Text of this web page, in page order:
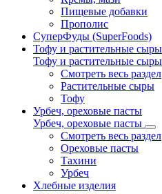
Пищевые добавки
Прополис
СуперФуды (SuperFoods)
Тофу и растительные сыры
Тофу и растительные сыры
Смотреть весь раздел
Растительные сыры
Тофу
Урбеч, ореховые пасты
Урбеч, ореховые пасты
Смотреть весь раздел
Ореховые пасты
Тахини
Урбеч
Хлебные изделия